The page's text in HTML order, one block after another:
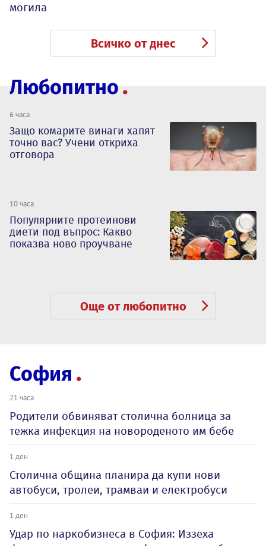
могила
Всичко от днес
Любопитно
6 часа
Защо комарите винаги хапят
точно вас? Учени откриха
отговора
10 часа
Популярните протеинови
диети под въпрос: Какво
показва ново проучване
Още от любопитно
София
21 часа
Родители обвиняват столична болница за
тежка инфекция на новороденото им бебе
1 ден
Столична община планира да купи нови
автобуси, тролеи, трамваи и електробуси
1 ден
Удар по наркобизнеса в София: Иззеха